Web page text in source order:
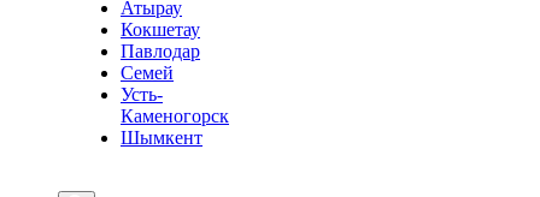
Атырау
Кокшетау
Павлодар
Семей
Усть-
Каменогорск
Шымкент